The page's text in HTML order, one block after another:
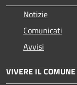
Notizie
Comunicati
Avvisi
VIVERE IL COMUNE